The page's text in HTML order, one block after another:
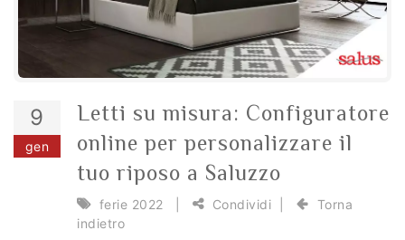
9
gen
Letti su misura: Configuratore
online per personalizzare il
tuo riposo a Saluzzo
ferie 2022 Condividi
Torna
indietro